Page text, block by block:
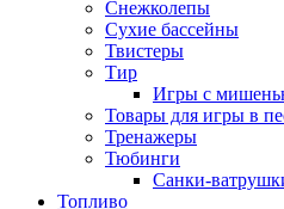
Снежколепы
Сухие бассейны
Твистеры
Тир
Игры с
Товары для игры в
Тренажеры
Тюбинги
Санки-
Топливо